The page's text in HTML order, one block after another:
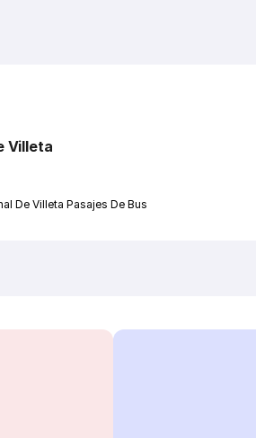
Villeta
De Villeta Pasajes De Bus